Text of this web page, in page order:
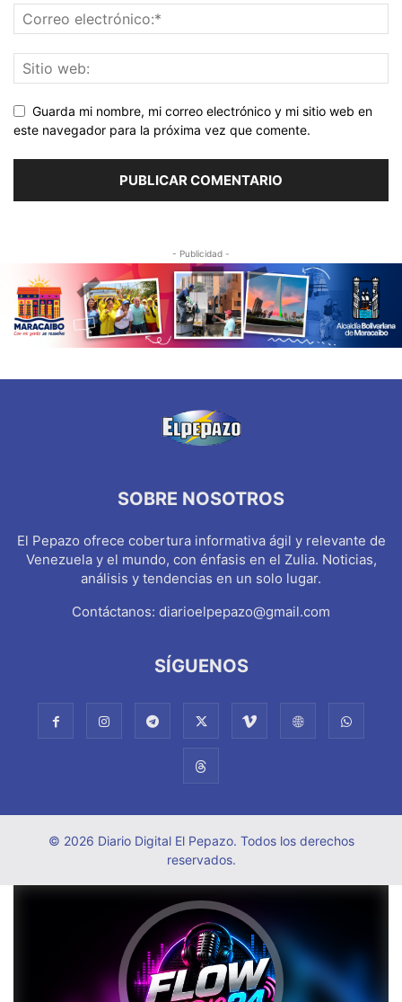
Guarda mi nombre, mi correo electrónico y mi sitio web en
este navegador para la próxima vez que comente.
- Publicidad -
SOBRE NOSOTROS
El Pepazo ofrece cobertura informativa ágil y relevante de
Venezuela y el mundo, con énfasis en el Zulia. Noticias,
análisis y tendencias en un solo lugar.
Contáctanos: diarioelpepazo@gmail.com
SÍGUENOS
© 2026 Diario Digital El Pepazo. Todos los derechos
reservados.